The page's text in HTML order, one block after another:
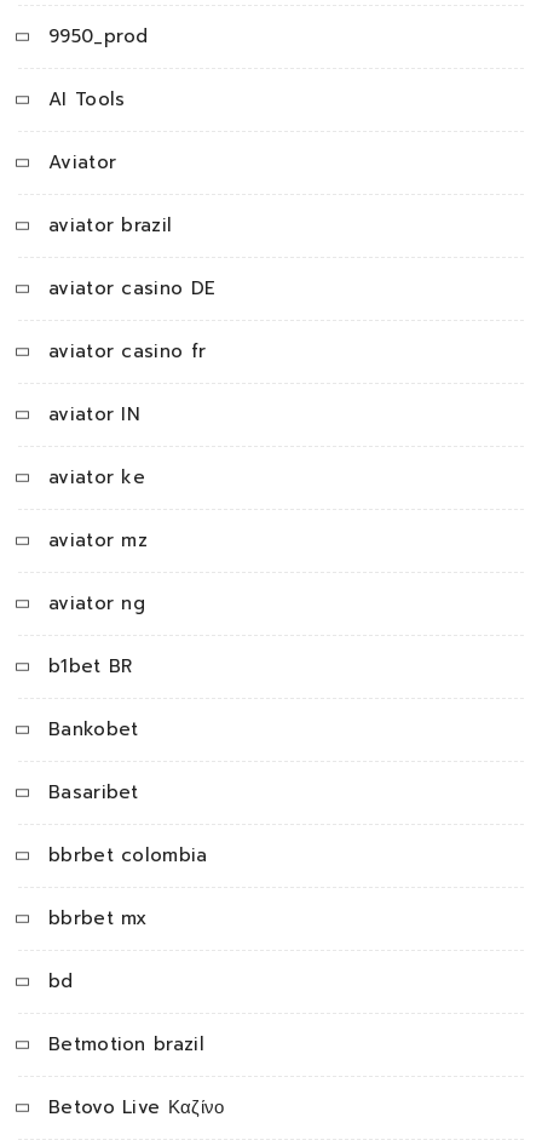
9950_prod
AI Tools
Aviator
aviator brazil
aviator casino DE
aviator casino fr
aviator IN
aviator ke
aviator mz
aviator ng
b1bet BR
Bankobet
Basaribet
bbrbet colombia
bbrbet mx
bd
Betmotion brazil
Betovo Live Καζίνο